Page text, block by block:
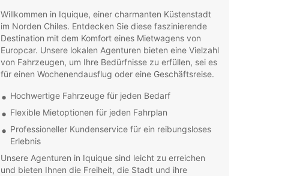
Willkommen in Iquique, einer charmanten Küstenstadt
im Norden Chiles. Entdecken Sie diese faszinierende
Destination mit dem Komfort eines Mietwagens von
Europcar. Unsere lokalen Agenturen bieten eine Vielzahl
von Fahrzeugen, um Ihre Bedürfnisse zu erfüllen, sei es
für einen Wochenendausflug oder eine Geschäftsreise.
Hochwertige Fahrzeuge für jeden Bedarf
Flexible Mietoptionen für jeden Fahrplan
Professioneller Kundenservice für ein reibungsloses
Erlebnis
Unsere Agenturen in Iquique sind leicht zu erreichen
und bieten Ihnen die Freiheit, die Stadt und ihre